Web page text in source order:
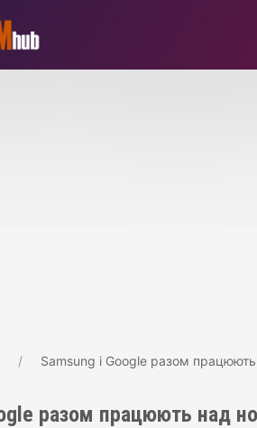
Samsung і Google разом
разом працюють над